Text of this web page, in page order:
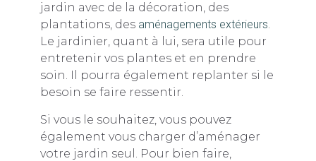
jardin avec de la décoration, des
plantations, des aménagements extérieurs.
Le jardinier, quant à lui, sera utile pour
entretenir vos plantes et en prendre
soin. Il pourra également replanter si le
besoin se faire ressentir.
Si vous le souhaitez, vous pouvez
également vous charger d’aménager
votre jardin seul. Pour bien faire,